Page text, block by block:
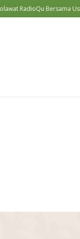
Bersama Ust. Ahmad